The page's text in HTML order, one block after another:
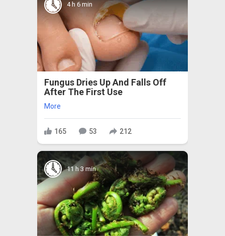
4 h 6 min
Fungus Dries Up And Falls Off
After The First Use
More
165 53 212
11 h 3 min